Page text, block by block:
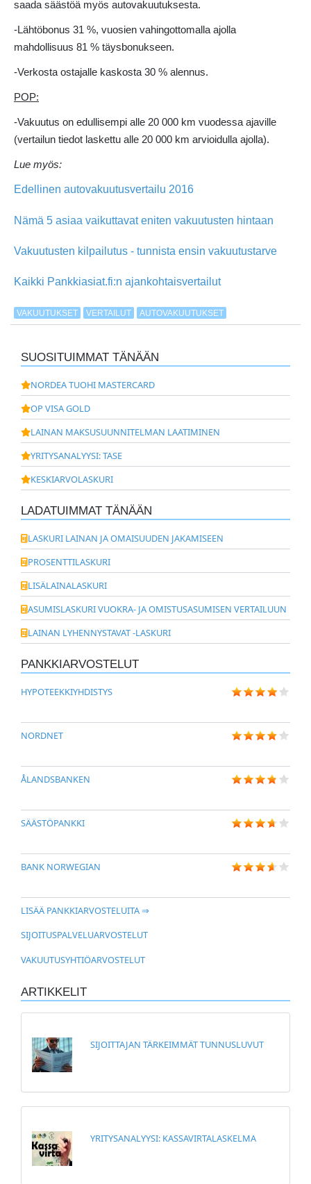
saada säästöä myös autovakuutuksesta.
-Lähtöbonus 31 %, vuosien vahingottomalla ajolla
mahdollisuus 81 % täysbonukseen.
-Verkosta ostajalle kaskosta 30 % alennus.
POP:
-Vakuutus on edullisempi alle 20 000 km vuodessa ajaville
(vertailun tiedot laskettu alle 20 000 km arvioidulla ajolla).
Lue myös:
Edellinen autovakuutusvertailu 2016
Nämä 5 asiaa vaikuttavat eniten vakuutusten hintaan
Vakuutusten kilpailutus - tunnista ensin vakuutustarve
Kaikki Pankkiasiat.fi:n ajankohtaisvertailut
VAKUUTUKSET VERTAILUT AUTOVAKUUTUKSET
SUOSITUIMMAT TÄNÄÄN
NORDEA TUOHI MASTERCARD
OP VISA GOLD
LAINAN MAKSUSUUNNITELMAN LAATIMINEN
YRITYSANALYYSI: TASE
KESKIARVOLASKURI
LADATUIMMAT TÄNÄÄN
LASKURI LAINAN JA OMAISUUDEN JAKAMISEEN
PROSENTTILASKURI
LISÄLAINALASKURI
ASUMISLASKURI VUOKRA- JA OMISTUSASUMISEN VERTAILUUN
LAINAN LYHENNYSTAVAT -LASKURI
PANKKIARVOSTELUT
HYPOTEEKKIYHDISTYS
NORDNET
ÅLANDSBANKEN
SÄÄSTÖPANKKI
BANK NORWEGIAN
LISÄÄ PANKKIARVOSTELUITA ⇒
SIJOITUSPALVELUARVOSTELUT
VAKUUTUSYHTIÖARVOSTELUT
ARTIKKELIT
SIJOITTAJAN TÄRKEIMMÄT TUNNUSLUVUT
YRITYSANALYYSI: KASSAVIRTALASKELMA